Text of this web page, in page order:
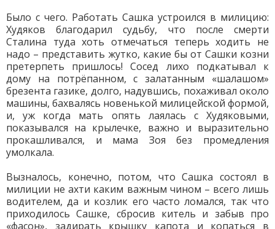
Было с чего. Работать Сашка устроился в милицию:
Худяков благодарил судьбу, что после смерти
Сталина туда хоть отмечаться теперь ходить не
надо – представить жутко, какие бы от Сашки козни
претерпеть пришлось! Сосед лихо подкатывал к
дому на потрёпанном, с залатанным «шалашом»
брезента газике, долго, надувшись, похаживал около
машины, бахвалясь новенькой милицейской формой,
и, уж когда мать опять лаялась с Худяковыми,
показывался на крылечке, важно и выразительно
прокашливался, и мама Зоя без промедления
умолкала.
Вызналось, конечно, потом, что Сашка состоял в
милиции не ахти каким важным чином – всего лишь
водителем, да и козлик его часто ломался, так что
приходилось Сашке, сбросив китель и забыв про
«фасон», задирать крышку капота и копаться в